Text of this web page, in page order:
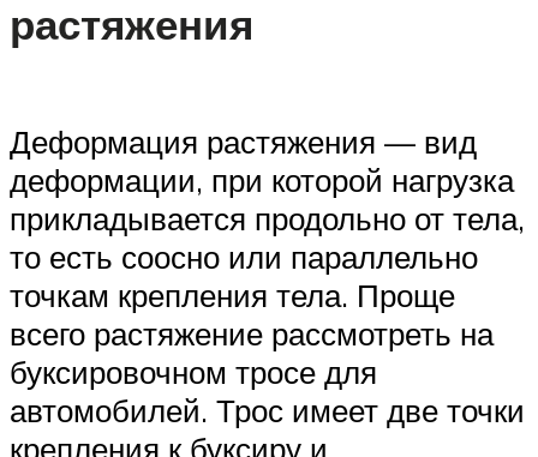
растяжения
Деформация растяжения — вид
деформации, при которой нагрузка
прикладывается продольно от тела,
то есть соосно или параллельно
точкам крепления тела. Проще
всего растяжение рассмотреть на
буксировочном тросе для
автомобилей. Трос имеет две точки
крепления к буксиру и